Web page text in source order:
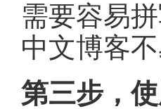
需要容易
中文博客
第三步，